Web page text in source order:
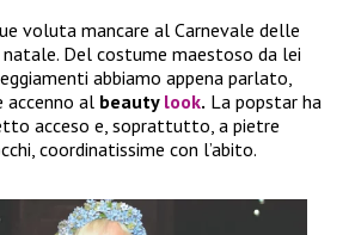
voluta mancare al Carnevale delle
natale. Del costume maestoso da lei
abbiamo appena parlato,
accenno al beauty look. La popstar ha
acceso e, soprattutto, a pietre
coordinatissime con l’abito.